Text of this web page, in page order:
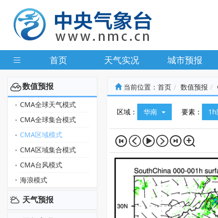
首页 天气实况 城市预报
数值预报
CMA全球天气模式
CMA全球集合模式
CMA区域模式
CMA区域集合模式
CMA台风模式
海浪模式
天气预报
当前位置： 首页 数值预报
区域： 华南 要素：